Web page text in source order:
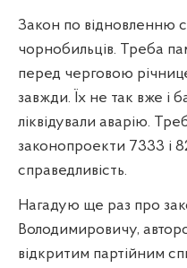
Закон по відновленню
чорнобильців. Треба
перед черговою
завжди. Їх не так вже і
ліквідували аварію.
законопроекти 7333 і
справедливість.
Нагадую ще раз про
Володимировичу,
відкритим партійним